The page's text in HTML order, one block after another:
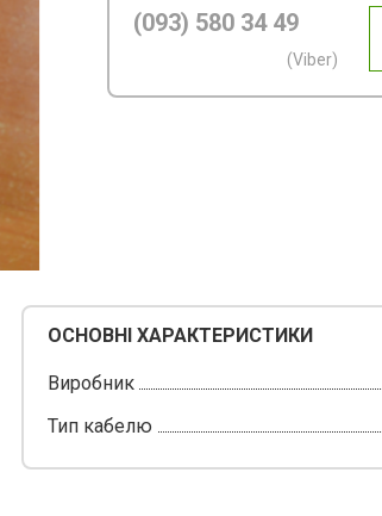
(093) 580 34 49
(Viber)
ОСНОВНІ ХАРАКТЕРИСТИКИ
Виробник
Тип кабелю